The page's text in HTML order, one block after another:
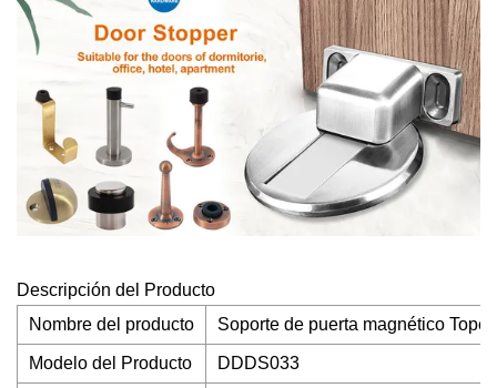
Descripción del Producto
Nombre del producto
Soporte de puerta magnético
Modelo del Producto DDDS033